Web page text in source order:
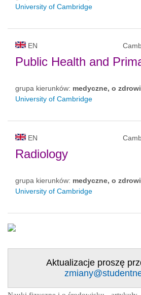
University of Cambridge
EN
Public Health and
grupa kierunków: medyczne, o
University of Cambridge
EN
Radiology
grupa kierunków: medyczne, o
University of Cambridge
Aktualizacje proszę